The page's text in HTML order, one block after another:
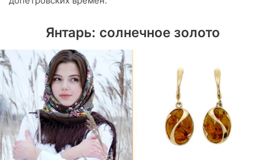
Янтарь: солнечное золото